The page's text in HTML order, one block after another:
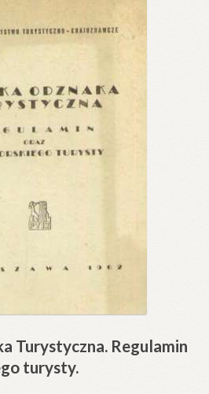
Turystyczna. Regulamin
turysty.